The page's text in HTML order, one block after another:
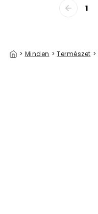
1
> Minden > Természet >